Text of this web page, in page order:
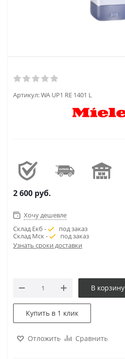
Артикул:WA UP1 RE 1401 L
2 600 руб.
Хочу дешевле
Склад Екб -
под заказ
Склад Мск -
под заказ
Узнать сроки доставки
В корзину
Купить в 1 клик
Отложить Сравнить